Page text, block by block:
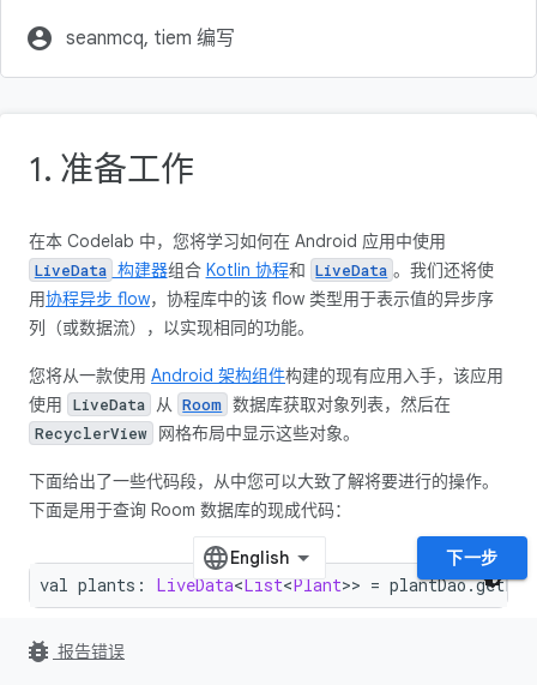
account_circle seanmcq, tiem 编写
1. 准备工作
在本 Codelab 中，您将学习如何在 Android 应用中使用
LiveData 构建器组合 Kotlin 协程和 LiveData 。我们还将使
用协程异步 flow，协程库中的该 flow 类型用于表示值的异步序
列（或数据流），以实现相同的功能。
您将从一款使用 Android 架构组件构建的现有应用入手，该应用
使用
LiveData 从 Room 数据库获取对象列表，然后在
RecyclerView 网格布局中显示这些对象。
下面给出了一些代码段，从中您可以大致了解将要进行的操作。
下面是用于查询 Room 数据库的现成代码：
val plants : LiveData<List<Plant>> = plantDao.
系统将结合使用
下一步
bug_report 报告错误